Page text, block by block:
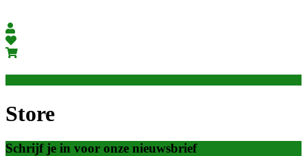
Store
Schrijf je in voor onze nieuwsbrief